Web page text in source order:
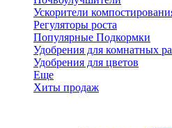
Ускорители
Регуляторы роста
Популярные Подкормки
Удобрения для комнатных
Удобрения для цветов
Еще
Хиты продаж